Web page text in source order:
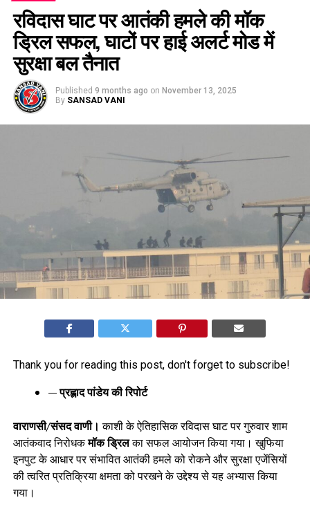
रविदास घाट पर आतंकी हमले की मॉक
ड्रिल सफल, घाटों पर हाई अलर्ट मोड में
सुरक्षा बल तैनात
Published 9 months ago on November 13, 2025
By SANSAD VANI
Thank you for reading this post, don't forget to subscribe!
— प्रह्लाद पांडेय की रिपोर्ट
वाराणसी/संसद वाणी।काशी के ऐतिहासिक रविदास घाट पर गुरुवार शाम
आतंकवाद निरोधकमॉक ड्रिलका सफल आयोजन किया गया। खुफिया
इनपुट के आधार पर संभावित आतंकी हमले को रोकने और सुरक्षा एजेंसियों
की त्वरित प्रतिक्रिया क्षमता को परखने के उद्देश्य से यह अभ्यास किया
गया।